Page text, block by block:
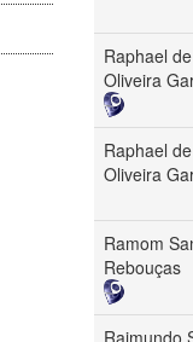
Raphael de
Oliveira
Raphael de
Oliveira
Ramom
Rebouças
Raimundo